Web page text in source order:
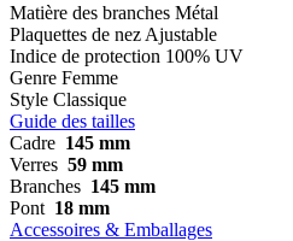
Matière des branches Métal
Plaquettes de nez Ajustable
Indice de protection 100% UV
Genre Femme
Style Classique
Guide des tailles
Cadre 145 mm
Verres 59 mm
Branches 145 mm
Pont 18 mm
Accessoires & Emballages